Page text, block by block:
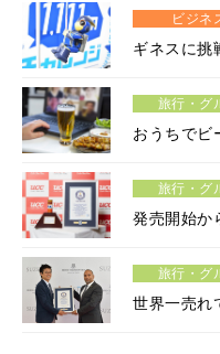
ビジネ
ギネスに挑
旅行・グ
おうちでビ
旅行・グ
発売開始か
旅行・グ
世界一売れ